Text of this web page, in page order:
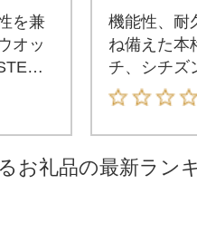
を兼
オッ
け
ルド
「LA
機能性、耐
ね備えた本
チ、シチズ
(プロマス
記を持つ高
U680を採
ストリート
SKYシリー
お礼品の最新ラン